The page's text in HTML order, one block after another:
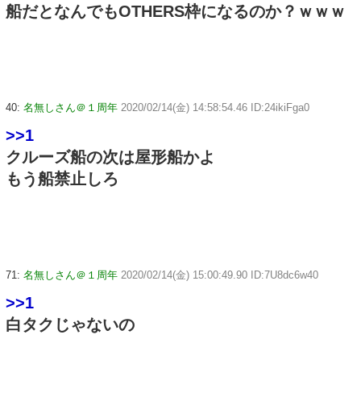
船だとなんでもOTHERS枠になるのか？ｗｗｗ
40: 名無しさん＠１周年 2020/02/14(金) 14:58:54.46 ID:24ikiFga0
>>1
クルーズ船の次は屋形船かよ
もう船禁止しろ
71: 名無しさん＠１周年 2020/02/14(金) 15:00:49.90 ID:7U8dc6w40
>>1
白タクじゃないの